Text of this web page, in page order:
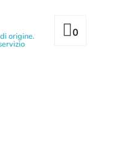
origine. 0